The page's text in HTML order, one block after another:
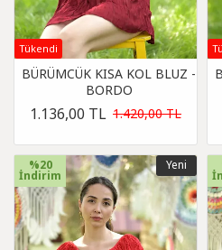
Tükendi
BÜRÜMCÜK KISA KOL BLUZ -
BORDO
1.136,00 TL 1.420,00 TL
Yeni
%20
İndirim